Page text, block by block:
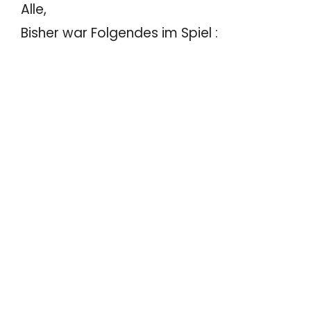
Alle,
Bisher war Folgendes im Spiel :